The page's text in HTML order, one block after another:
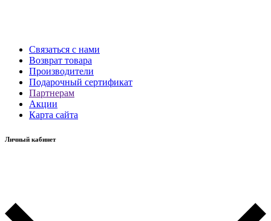
Связаться с нами
Возврат товара
Производители
Подарочный сертификат
Партнерам
Акции
Карта сайта
Личный кабинет